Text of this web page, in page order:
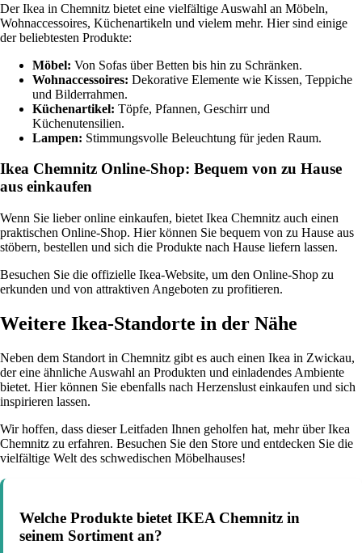
Der Ikea in Chemnitz bietet eine vielfältige Auswahl an Möbeln,
Wohnaccessoires, Küchenartikeln und vielem mehr. Hier sind einige
der beliebtesten Produkte:
Möbel: Von Sofas über Betten bis hin zu Schränken.
Wohnaccessoires: Dekorative Elemente wie Kissen, Teppiche
und Bilderrahmen.
Küchenartikel: Töpfe, Pfannen, Geschirr und
Küchenutensilien.
Lampen: Stimmungsvolle Beleuchtung für jeden Raum.
Ikea Chemnitz Online-Shop: Bequem von zu Hause
aus einkaufen
Wenn Sie lieber online einkaufen, bietet Ikea Chemnitz auch einen
praktischen Online-Shop. Hier können Sie bequem von zu Hause aus
stöbern, bestellen und sich die Produkte nach Hause liefern lassen.
Besuchen Sie die offizielle Ikea-Website, um den Online-Shop zu
erkunden und von attraktiven Angeboten zu profitieren.
Weitere Ikea-Standorte in der Nähe
Neben dem Standort in Chemnitz gibt es auch einen Ikea in Zwickau,
der eine ähnliche Auswahl an Produkten und einladendes Ambiente
bietet. Hier können Sie ebenfalls nach Herzenslust einkaufen und sich
inspirieren lassen.
Wir hoffen, dass dieser Leitfaden Ihnen geholfen hat, mehr über Ikea
Chemnitz zu erfahren. Besuchen Sie den Store und entdecken Sie die
vielfältige Welt des schwedischen Möbelhauses!
Welche Produkte bietet IKEA Chemnitz in
seinem Sortiment an?